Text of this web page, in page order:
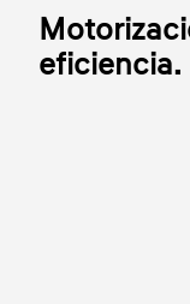
eficiencia.